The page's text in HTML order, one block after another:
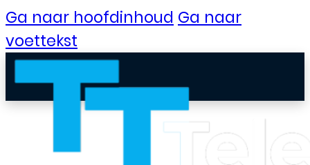
Ga naar hoofdinhoud Ga naar
voettekst